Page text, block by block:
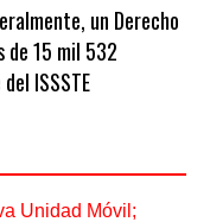
un Derecho
de 15 mil 532
ISSSTE
Unidad Móvil;